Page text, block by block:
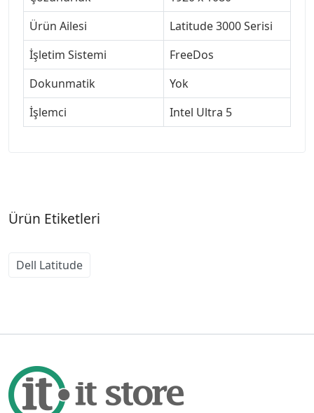
Ürün Ailesi
Latitude 3000 Serisi
İşletim Sistemi
FreeDos
Dokunmatik
Yok
İşlemci
Intel Ultra 5
Ürün Etiketleri
Dell Latitude